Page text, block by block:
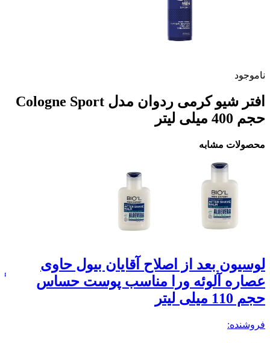
ناموجود
افتر شیو کرمی ردوان مدل Cologne Sport
حجم 400 میلی لیتر
محصولات مشابه
لوسیون بعد از اصلاح آقایان بیول حاوی
عصاره آلوئه ورا مناسب پوست حساس
حجم 110 میلی لیتر
فروشنده: